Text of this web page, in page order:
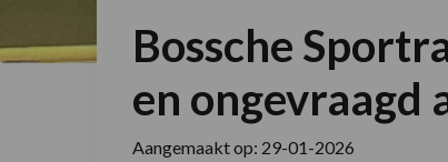
Bossche
en ongevraagd
Aangemaakt op: 29-01-2026